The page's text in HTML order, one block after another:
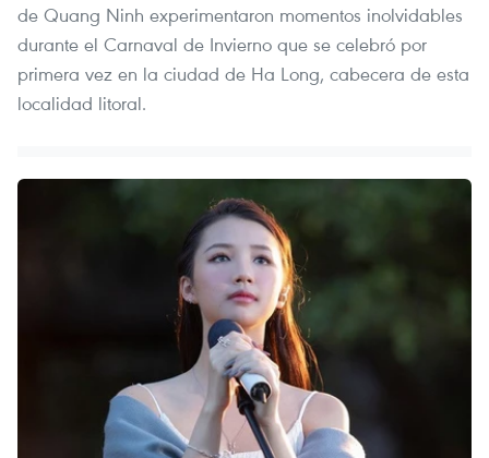
de Quang Ninh experimentaron momentos inolvidables
durante el Carnaval de Invierno que se celebró por
primera vez en la ciudad de Ha Long, cabecera de esta
localidad litoral.